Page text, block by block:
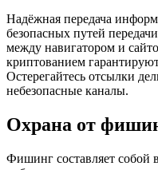
Надёжная передача
безопасных путей
между навигатором и
криптованием
Остерегайтесь отсылки
небезопасные каналы.
Охрана от
Фишинг составляет собой